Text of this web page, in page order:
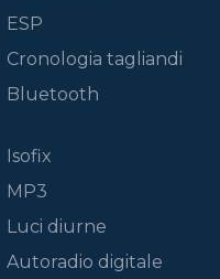
ESP
Cronologia tagliandi
Bluetooth
Isofix
MP3
Luci diurne
Autoradio digitale